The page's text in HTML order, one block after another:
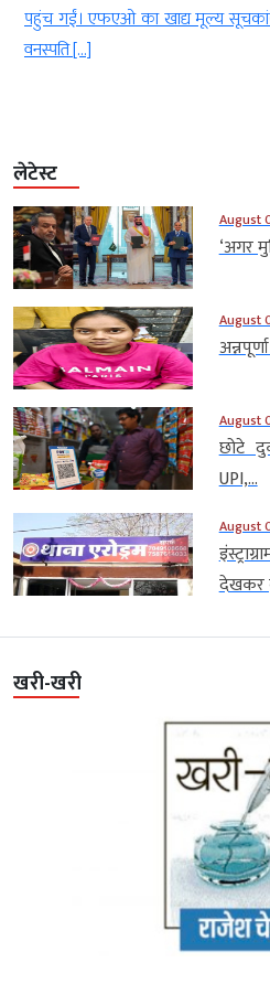
पहुंच गईं। एफएओ का खाद्य मूल्य
वनस्पति […]
लेटेस्ट
August
‘अगर
August
August
छोटे
UPI,...
August
देखकर
खरी-खरी